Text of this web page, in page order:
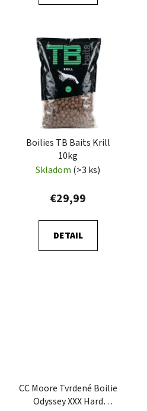
Boilies TB Baits Krill
10kg
Skladom (>3 ks)
€29,99
DETAIL
CC Moore Tvrdené Boilie
Odyssey XXX Hard